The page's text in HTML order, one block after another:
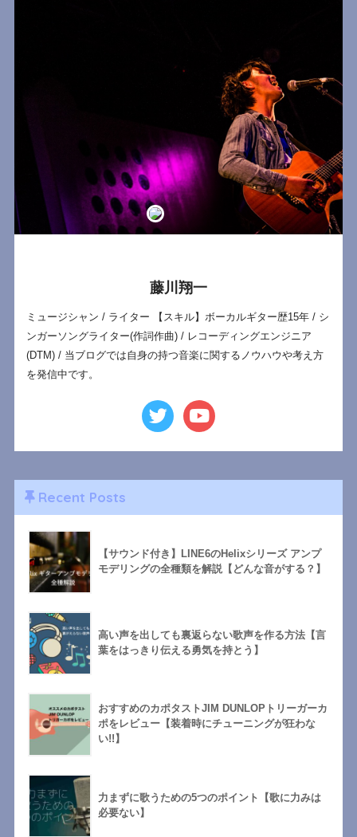
藤川翔一
ミュージシャン / ライター 【スキル】ボーカルギター歴15年 / シ
ンガーソングライター(作詞作曲) / レコーディングエンジニア
(DTM) / 当ブログでは自身の持つ音楽に関するノウハウや考え方
を発信中です。
Recent Posts
【サウンド付き】LINE6のHelixシリーズ アンプ
モデリングの全種類を解説【どんな音がする？】
高い声を出しても裏返らない歌声を作る方法【言
葉をはっきり伝える勇気を持とう】
おすすめのカポタストJIM DUNLOPトリーガーカ
ポをレビュー【装着時にチューニングが狂わな
い!!】
力まずに歌うための5つのポイント【歌に力みは
必要ない】